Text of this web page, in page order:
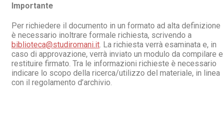
Importante
Per richiedere il documento in un formato ad alta definizione
è necessario inoltrare formale richiesta, scrivendo a
biblioteca@studiromani.it. La richiesta verrà esaminata e, in
caso di approvazione, verrà inviato un modulo da compilare e
restituire firmato. Tra le informazioni richieste è necessario
indicare lo scopo della ricerca/utilizzo del materiale, in linea
con il regolamento d’archivio.